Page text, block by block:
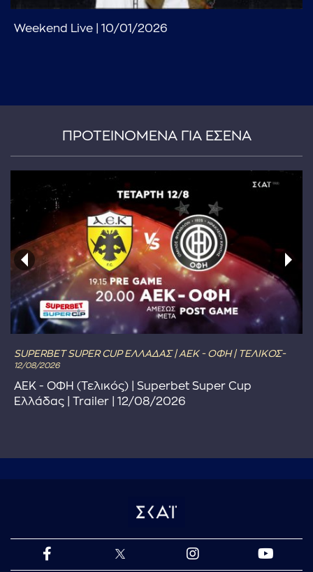
Weekend Live | 10/01/2026
ΠΡΟΤΕΙΝΟΜΕΝΑ ΓΙΑ ΕΣΕΝΑ
SUPERBET SUPER CUP ΕΛΛΑΔΑΣ | ΑΕΚ - ΟΦΗ | ΤΕΛΙΚΟΣ-
12/08/2026
ΑΕΚ - ΟΦΗ (Τελικός) | Superbet Super Cup
Ελλάδας | Trailer | 12/08/2026